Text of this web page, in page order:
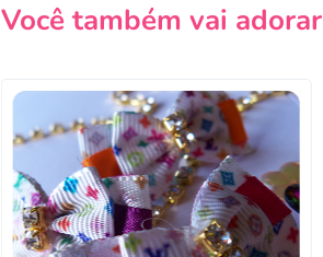
Você também vai adorar